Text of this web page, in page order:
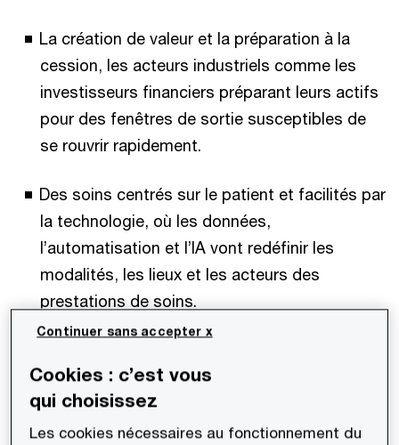
La création de valeur et la préparation à la
cession, les acteurs industriels comme les
investisseurs financiers préparant leurs actifs
pour des fenêtres de sortie susceptibles de
se rouvrir rapidement.
Des soins centrés sur le patient et facilités par
la technologie, où les données,
l’automatisation et l’IA vont redéfinir les
modalités, les lieux et les acteurs des
prestations de soins.
la Chine et d’autres pôles émergents de
recherche intensifiant leurs moyens et
remettant en question la domination
Cookies : c’est vous
qui choisissez
Les cookies nécessaires au fonctionnement du
Continuer sans accepter x